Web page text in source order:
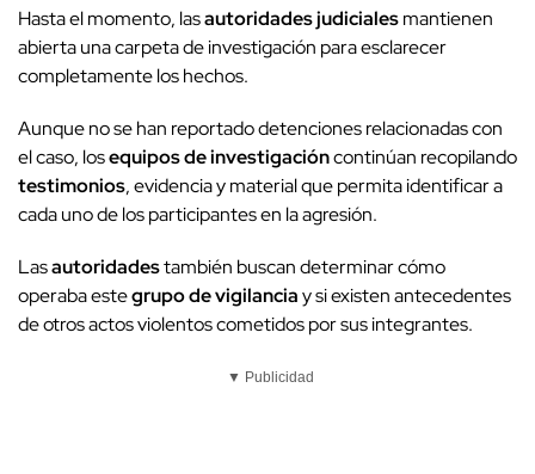
Hasta el momento, lasautoridades judicialesmantienen
abierta una carpeta de investigación para esclarecer
completamente los hechos.
Aunque no se han reportado detenciones relacionadas con
el caso, losequipos de investigacióncontinúan recopilando
testimonios, evidencia y material que permita identificar a
cada uno de los participantes en la agresión.
Lasautoridadestambién buscan determinar cómo
operaba estegrupo de vigilanciay si existen antecedentes
de otros actos violentos cometidos por sus integrantes.
▼ Publicidad